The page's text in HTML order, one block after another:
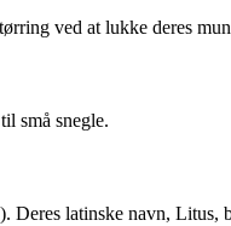
ved at lukke deres
små snegle.
latinske navn, Litus,